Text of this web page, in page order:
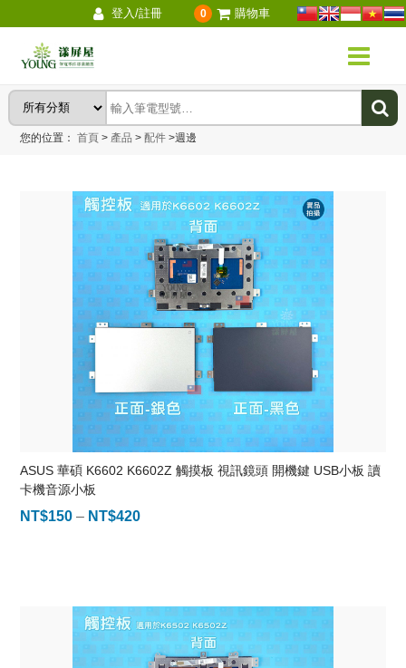
登入/註冊 0 購物車
您的位置：首頁 > 產品> 配件>週邊
ASUS 華碩 K6602 K6602Z 觸摸板 視訊鏡頭 開機鍵 USB小板 讀
卡機音源小板
NT$150 – NT$420價
到
NT$420